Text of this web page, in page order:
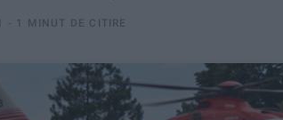
1 MINUT DE CITIRE